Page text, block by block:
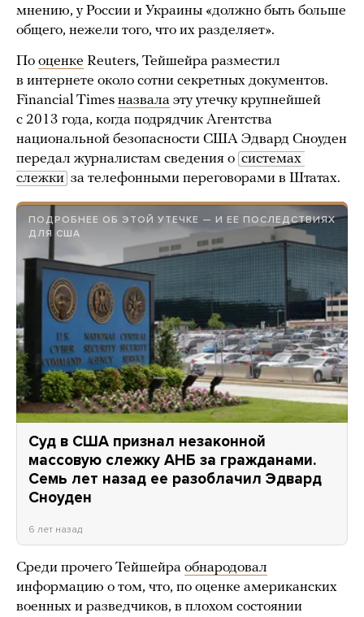
мнению, у России и Украины «должно быть больше
общего, нежели того, что их разделяет».
По оценке Reuters, Тейшейра разместил
в интернете около сотни секретных документов.
Financial Times назвала эту утечку крупнейшей
с 2013 года, когда подрядчик Агентства
национальной безопасности США Эдвард Сноуден
передал журналистам сведения о системах
слежки за телефонными переговорами в Штатах.
ПОДРОБНЕЕ ОБ ЭТОЙ УТЕЧКЕ — И ЕЕ ПОСЛЕДСТВИЯХ
ДЛЯ США
Суд в США признал незаконной
массовую слежку АНБ за гражданами.
Семь лет назад ее разоблачил Эдвард
Сноуден
6 лет назад
Среди прочего Тейшейра обнародовал
информацию о том, что, по оценке американских
военных и разведчиков, в плохом состоянии